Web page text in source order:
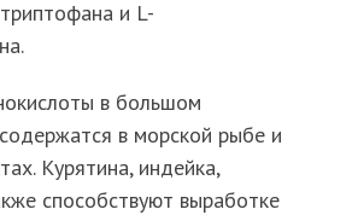
и L-
в большом
в морской рыбе и
Курятина, индейка,
способствуют выработке